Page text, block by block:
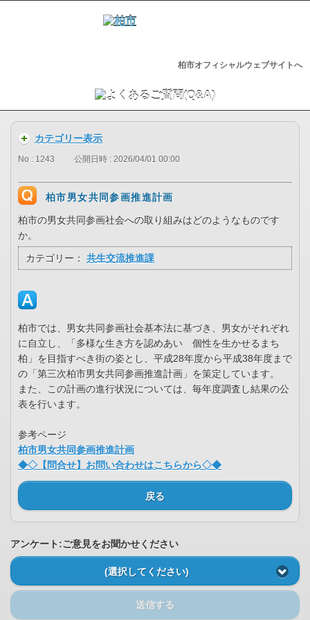
柏市オフィシャルウェブサイトへ
カテゴリー表示
No : 1243 公開日時 : 2026/04/01 00:00
柏市男女共同参画推進計画
柏市の男女共同参画社会への取り組みはどのようなものです
か。
カテゴリー： 共生交流推進課
柏市では、男女共同参画社会基本法に基づき、男女がそれぞれ
に自立し、「多様な生き方を認めあい 個性を生かせるまち
柏」を目指すべき街の姿とし、平成28年度から平成38年度まで
の「第三次柏市男女共同参画推進計画」を策定しています。
また、この計画の進行状況については、毎年度調査し結果の公
表を行います。
参考ページ
柏市男女共同参画推進計画
◆◇【問合せ】お問い合わせはこちらから◇◆
戻る
アンケート:ご意見をお聞かせください
(選択してください)
送信する